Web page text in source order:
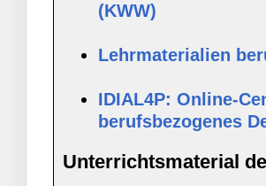
(KWW)
Lehrmaterialien
IDIAL4P: Online-
berufsbezogenes
Unterrichtsmaterial